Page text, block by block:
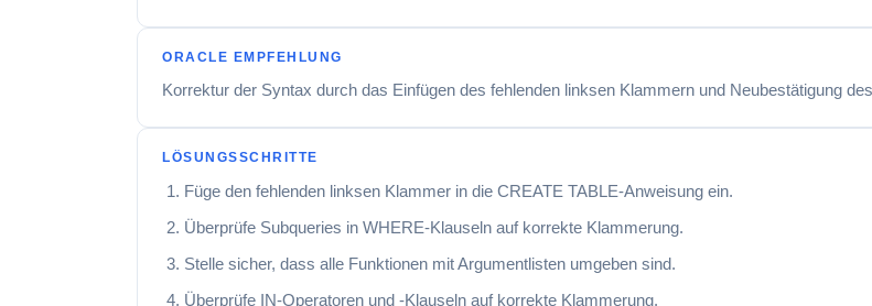
ORACLE EMPFEHLUNG
Korrektur der Syntax durch das Einfügen des fehlenden linksen Klammern und Neubestätigung
LÖSUNGSSCHRITTE
Füge den fehlenden linksen Klammer in die CREATE TABLE-Anweisung ein.
Überprüfe Subqueries in WHERE-Klauseln auf korrekte Klammerung.
Stelle sicher, dass alle Funktionen mit Argumentlisten umgeben sind.
Überprüfe IN-Operatoren und -Klauseln auf korrekte Klammerung.